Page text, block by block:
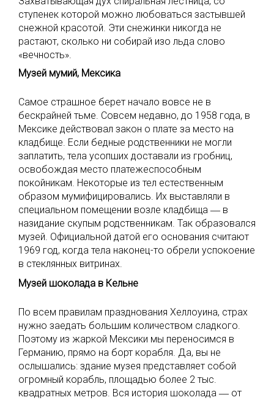
ступенек которой можно любоваться застывшей
снежной красотой. Эти снежинки никогда не
растают, сколько ни собирай изо льда слово
«вечность».
Музей мумий, Мексика
Самое страшное берет начало вовсе не в
бескрайней тьме. Совсем недавно, до 1958 года, в
Мексике действовал закон о плате за место на
кладбище. Если бедные родственники не могли
заплатить, тела усопших доставали из гробниц,
освобождая место платежеспособным
покойникам. Некоторые из тел естественным
образом мумифицировались. Их выставляли в
специальном помещении возле кладбища ― в
назидание скупым родственникам. Так образовался
музей. Официальной датой его основания считают
1969 год, когда тела наконец-то обрели успокоение
в стеклянных витринах.
Музей шоколада в Кельне
По всем правилам празднования Хеллоуина, страх
нужно заедать большим количеством сладкого.
Поэтому из жаркой Мексики мы переносимся в
Германию, прямо на борт корабля. Да, вы не
ослышались: здание музея представляет собой
огромный корабль, площадью более 2 тыс.
квадратных метров. Вся история шоколада ― от